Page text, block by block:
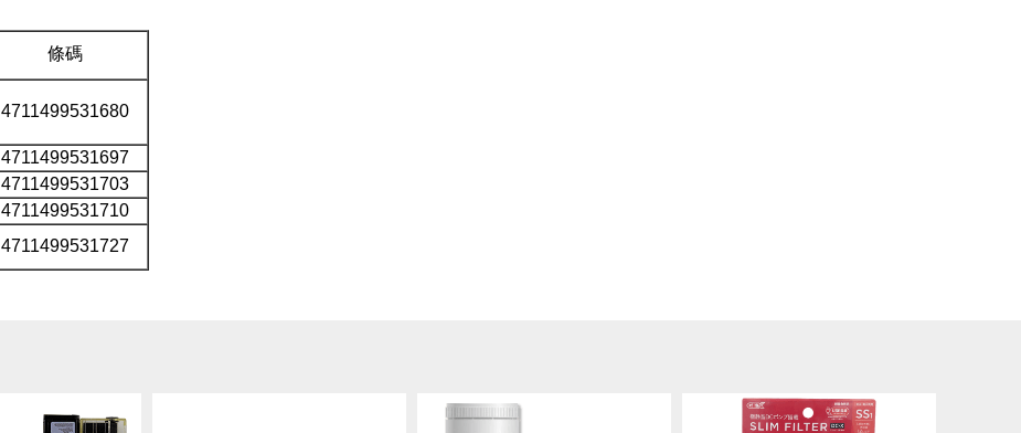
條碼
4711499531680
4711499531697
4711499531703
4711499531710
4711499531727